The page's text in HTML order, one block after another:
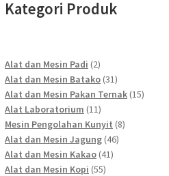
Kategori Produk
Alat dan Mesin Padi 22
products
Alat dan Mesin Batako 3131
products
Alat dan Mesin Pakan Ternak 1515
Alat Laboratorium 1111
products
Mesin Pengolahan Kunyit 88
Alat dan Mesin Jagung 4646
Alat dan Mesin Kakao 4141
Alat dan Mesin Kopi 5555